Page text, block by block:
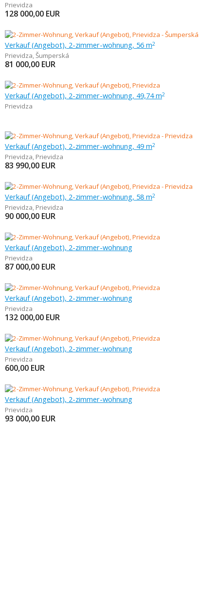
Prievidza
128 000,00 EUR
Verkauf (Angebot), 2-zimmer-wohnung, 56 m2
Prievidza,Šumperská
81 000,00 EUR
Verkauf (Angebot), 2-zimmer-wohnung, 49,74 m2
Prievidza
Verkauf (Angebot), 2-zimmer-wohnung, 49 m2
Prievidza, Prievidza
83 990,00 EUR
Verkauf (Angebot), 2-zimmer-wohnung, 58 m2
Prievidza, Prievidza
90 000,00 EUR
Verkauf (Angebot), 2-zimmer-wohnung
Prievidza
87 000,00 EUR
Verkauf (Angebot), 2-zimmer-wohnung
Prievidza
132 000,00 EUR
Verkauf (Angebot), 2-zimmer-wohnung
Prievidza
600,00 EUR
Verkauf (Angebot), 2-zimmer-wohnung
Prievidza
93 000,00 EUR